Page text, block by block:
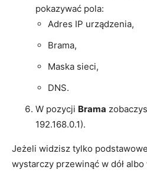
pokazywać pola:
Adres IP urządzenia,
Brama,
Maska sieci,
DNS.
W pozycji Brama
192.168.0.1).
Jeżeli widzisz tylko
wystarczy przewinąć w dół albo